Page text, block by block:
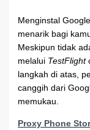
Menginstal
menarik bagi
Meskipun tidak
melalui TestFlight
langkah di atas,
canggih dari
memukau.
Proxy Phone